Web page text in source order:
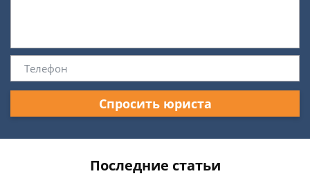
Спросить юриста
Последние статьи